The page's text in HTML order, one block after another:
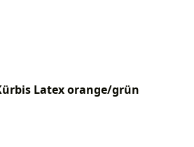
Latex orange/grün